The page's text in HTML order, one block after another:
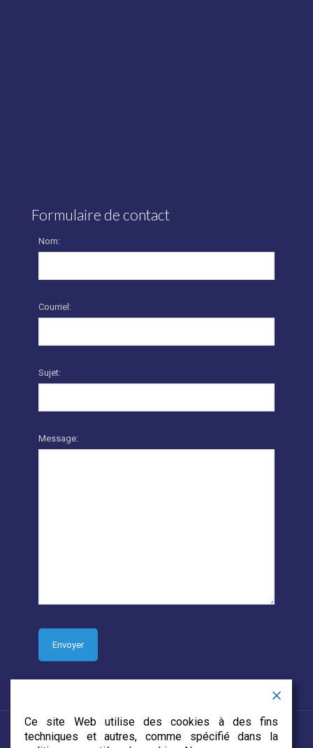
Formulaire de contact
Nom:
Courriel:
Sujet:
Message:
Ce site Web utilise des cookies à des fins
techniques et autres, comme spécifié dans la